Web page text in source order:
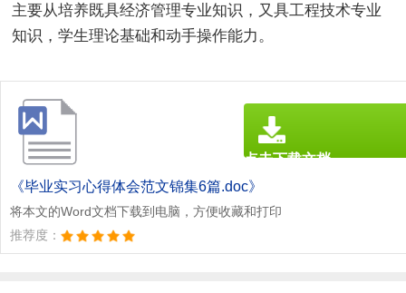
主要从培养既具经济管理专业知识，又具工程技术专业
知识，学生理论基础和动手操作能力。
《毕业实习心得体会范文锦集6篇.doc》
将本文的Word文档下载到电脑，方便收藏和打印
推荐度：
点击下载文档
文档为doc格式